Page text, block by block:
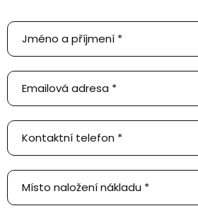
Poptejte
přepravu